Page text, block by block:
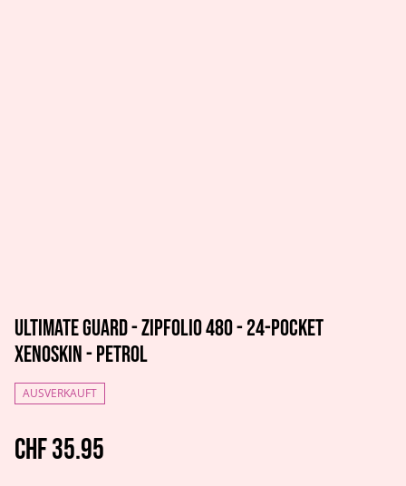
Ultimate Guard - Zipfolio 480 - 24-Pocket
XenoSkin - Petrol
AUSVERKAUFT
CHF 35.95